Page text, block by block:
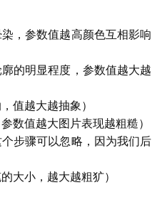
，参数值越高颜色互相影响
的明显程度，参数值越大越
值越大越抽象）
数值越大图片表现越粗糙）
步骤可以忽略，因为我们后
大小，越大越粗犷）